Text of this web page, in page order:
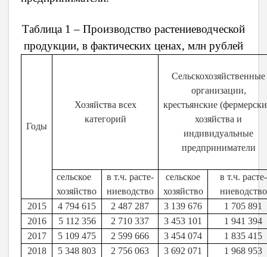
Таблица 1 – Производство растениеводческой
продукции, в фактических ценах, млн рублей
Годы
Хозяйства всех
категорий
Сельскохозяйственные
организации,
крестьянские
хозяйства и
индивидуальные
предприниматели
сельское
хозяйство
в т.ч. расте-
ниеводство
сельское
хозяйство
в т.ч. расте-
ниеводство
2015
4 794 615 2 487 287 3 139 676
1 705 891
2016
5 112 356 2 710 337 3 453 101
1 941 394
2017
5 109 475 2 599 666 3 454 074
1 835 415
2018
5 348 803 2 756 063 3 692 071
1 968 953